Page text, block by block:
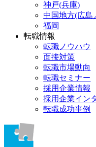
神戸(兵庫)
中国地方(広島
福岡
転職情報
転職ノウハウ
面接対策
転職市場動向
転職セミナー
採用企業情報
採用企業イン
転職成功事例